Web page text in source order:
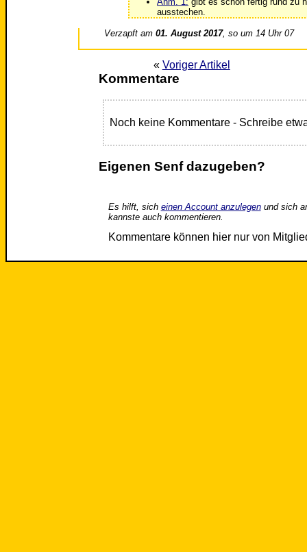
ausstechen.
Verzapft am01. August 2017, so um 14 Uhr 07
« Voriger Artikel
Kommentare
Noch keine Kommentare - Schreibe
Eigenen Senf dazugeben?
Es hilft, sich einen Account anzulegenund sich
kannste auch kommentieren.
Kommentare können hier nur von